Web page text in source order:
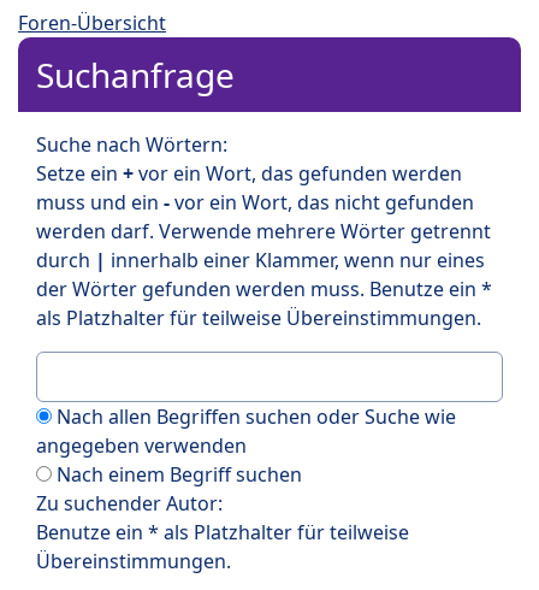
Foren-Übersicht
Suchanfrage
Suche nach Wörtern:
Setze ein +vor ein Wort, das gefunden werden
muss und ein -vor ein Wort, das nicht gefunden
werden darf. Verwende mehrere Wörter getrennt
durch | innerhalb einer Klammer, wenn nur eines
der Wörter gefunden werden muss. Benutze ein *
als Platzhalter für teilweise Übereinstimmungen.
Nach allen Begriffen suchen oder Suche wie
angegeben verwenden
Nach einem Begriff suchen
Zu suchender Autor:
Benutze ein * als Platzhalter für teilweise
Übereinstimmungen.